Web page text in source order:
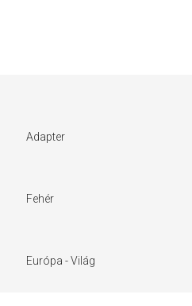
Adapter
Fehér
Európa - Világ